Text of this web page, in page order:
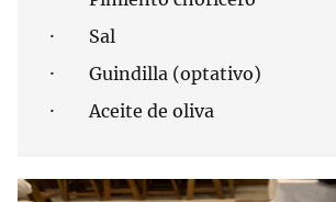
· Sal
· Guindilla (optativo)
· Aceite de oliva